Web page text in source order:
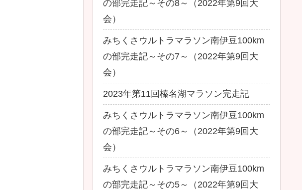
の部完走記～その8～（2022年第9回大
会）
みちくさウルトラマラソン南伊豆100km
の部完走記～その7～（2022年第9回大
会）
2023年第11回榛名湖マラソン完走記
みちくさウルトラマラソン南伊豆100km
の部完走記～その6～（2022年第9回大
会）
みちくさウルトラマラソン南伊豆100km
の部完走記～その5～（2022年第9回大